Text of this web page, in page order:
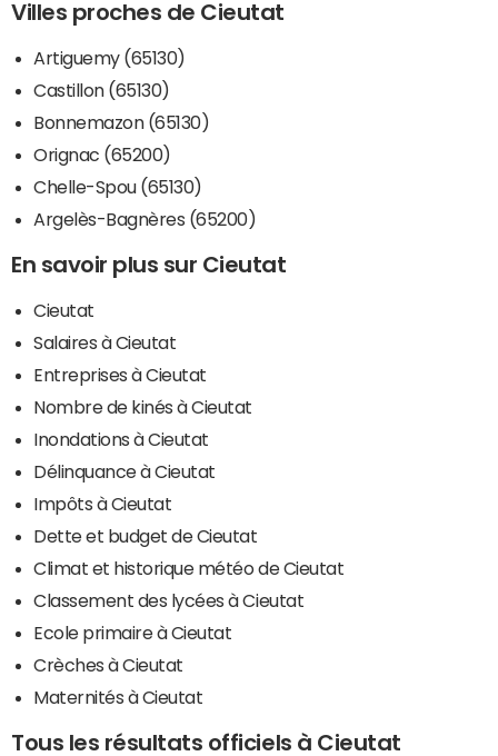
Villes proches de Cieutat
Artiguemy (65130)
Castillon (65130)
Bonnemazon (65130)
Orignac (65200)
Chelle-Spou (65130)
Argelès-Bagnères (65200)
En savoir plus sur Cieutat
Cieutat
Salaires à Cieutat
Entreprises à Cieutat
Nombre de kinés à Cieutat
Inondations à Cieutat
Délinquance à Cieutat
Impôts à Cieutat
Dette et budget de Cieutat
Climat et historique météo de Cieutat
Classement des lycées à Cieutat
Ecole primaire à Cieutat
Crèches à Cieutat
Maternités à Cieutat
Tous les résultats officiels à Cieutat